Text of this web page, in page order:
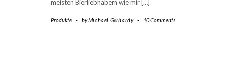
meisten Bierliebhabern wie mir […]
Produkte - byMichael Gerhardy - 10 Comments